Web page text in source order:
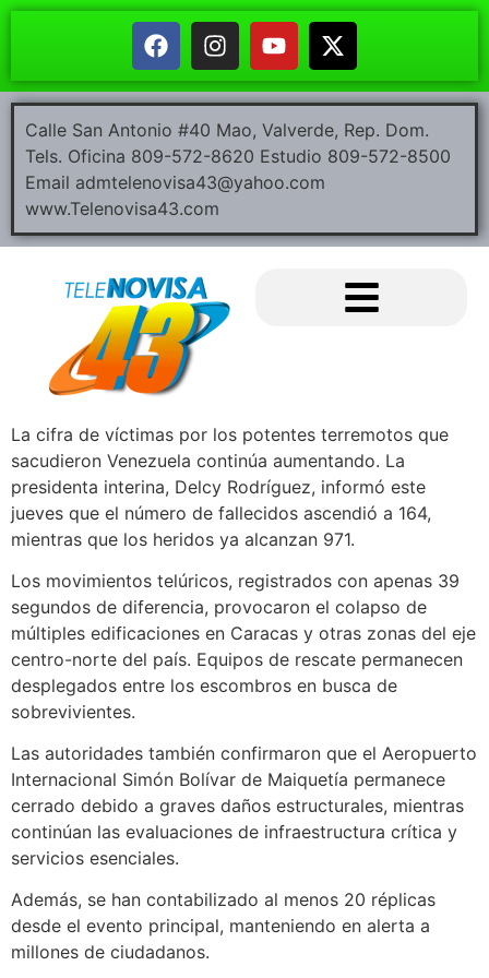
Calle San Antonio #40 Mao, Valverde, Rep. Dom.
Tels. Oficina 809-572-8620 Estudio 809-572-8500
Email admtelenovisa43@yahoo.com
www.Telenovisa43.com
La cifra de víctimas por los potentes terremotos que
sacudieron Venezuela continúa aumentando. La
presidenta interina, Delcy Rodríguez, informó este
jueves que el número de fallecidos ascendió a 164,
mientras que los heridos ya alcanzan 971.
Los movimientos telúricos, registrados con apenas 39
segundos de diferencia, provocaron el colapso de
múltiples edificaciones en Caracas y otras zonas del eje
centro-norte del país. Equipos de rescate permanecen
desplegados entre los escombros en busca de
sobrevivientes.
Las autoridades también confirmaron que el Aeropuerto
Internacional Simón Bolívar de Maiquetía permanece
cerrado debido a graves daños estructurales, mientras
continúan las evaluaciones de infraestructura crítica y
servicios esenciales.
Además, se han contabilizado al menos 20 réplicas
desde el evento principal, manteniendo en alerta a
millones de ciudadanos.